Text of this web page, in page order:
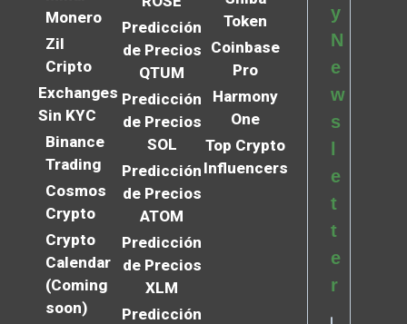
Monero
Zil
Cripto
Exchanges
Sin KYC
Binance
Trading
Cosmos
Crypto
Crypto
Calendar
(Coming
soon)
Predicción
de Precios
QTUM
Predicción
de Precios
SOL
Predicción
de Precios
ATOM
Predicción
de Precios
XLM
Predicción
Token
Coinbase
Pro
Harmony
One
Top Crypto
Influencers
y
N
e
w
s
e
t
t
e
r